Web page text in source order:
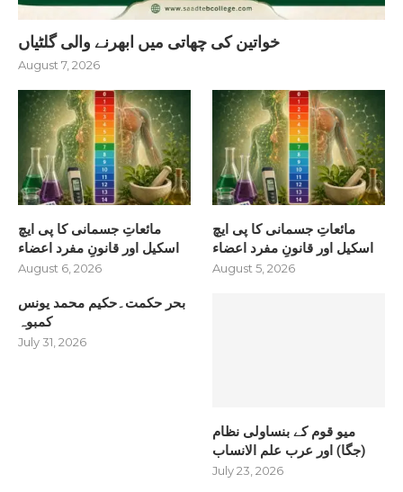
خواتین کی چھاتی میں ابھرنے والی گلٹیاں
August 7, 2026
مائعاتِ جسمانی کا پی ایچ
اسکیل اور قانونِ مفرد اعضاء
August 6, 2026
مائعاتِ جسمانی کا پی ایچ
اسکیل اور قانونِ مفرد اعضاء
August 5, 2026
بحر حکمت۔حکیم محمد یونس
کمبوہ
July 31, 2026
میو قوم کے بنساولی نظام
(جگا) اور عرب علم الانساب
July 23, 2026